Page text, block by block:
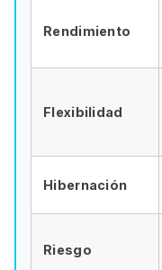
Rendimiento
Flexibilidad
Hibernación
Riesgo